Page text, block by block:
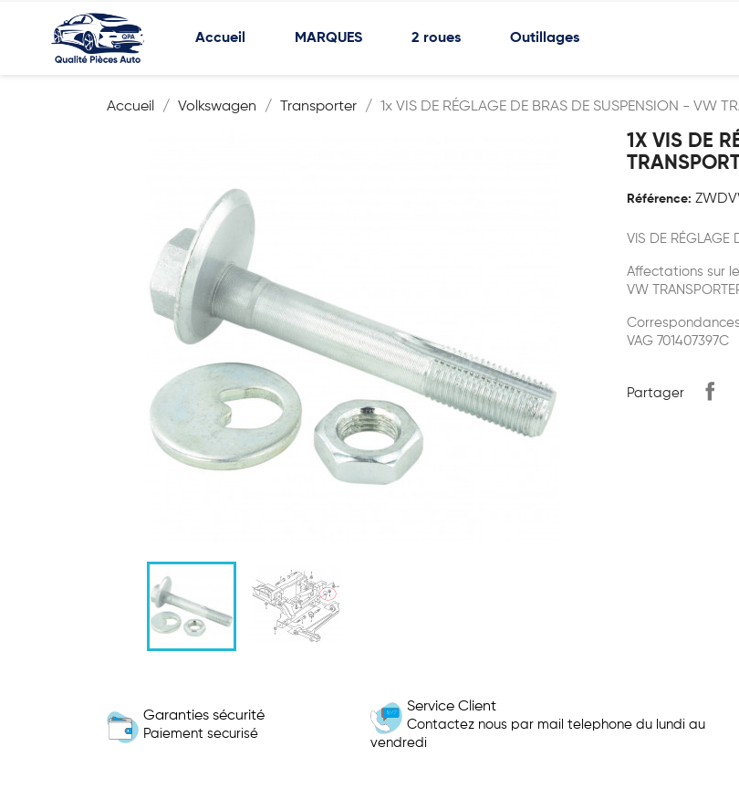
Accueil MARQUES 2 roues Outillages
Accueil Volkswagen Transporter 1x VIS DE RÉGLAGE DE BRAS DE SUSPENSION - VW
1X VIS DE
Référence:
VIS DE RÉGLAGE
Affectations sur
VW
VAG 701407397C
Partager
Garanties sécurité
Paiement securisé
Service Client
Contactez nous par mail telephone du lundi au
vendredi